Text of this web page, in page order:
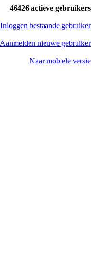
46426 actieve gebruikers
Inloggen bestaande gebruiker
Aanmelden nieuwe gebruiker
Naar mobiele versie